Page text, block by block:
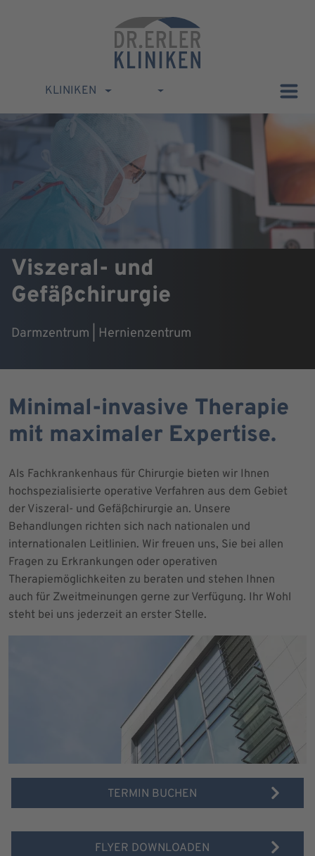
KLINIKEN
Viszeral- und
Gefäßchirurgie
Darmzentrum | Hernienzentrum
Minimal-invasive Therapie
mit maximaler Expertise.
Als Fachkrankenhaus für Chirurgie bieten wir Ihnen
hochspezialisierte operative Verfahren aus dem Gebiet
der Viszeral- und Gefäßchirurgie an. Unsere
Behandlungen richten sich nach nationalen und
internationalen Leitlinien. Wir freuen uns, Sie bei allen
Fragen zu Erkrankungen oder operativen
Therapiemöglichkeiten zu beraten und stehen Ihnen
auch für Zweitmeinungen gerne zur Verfügung. Ihr Wohl
steht bei uns jederzeit an erster Stelle.
TERMIN BUCHEN
FLYER DOWNLOADEN